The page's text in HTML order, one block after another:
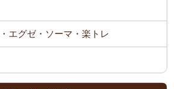
エグゼ・ソーマ・楽トレ